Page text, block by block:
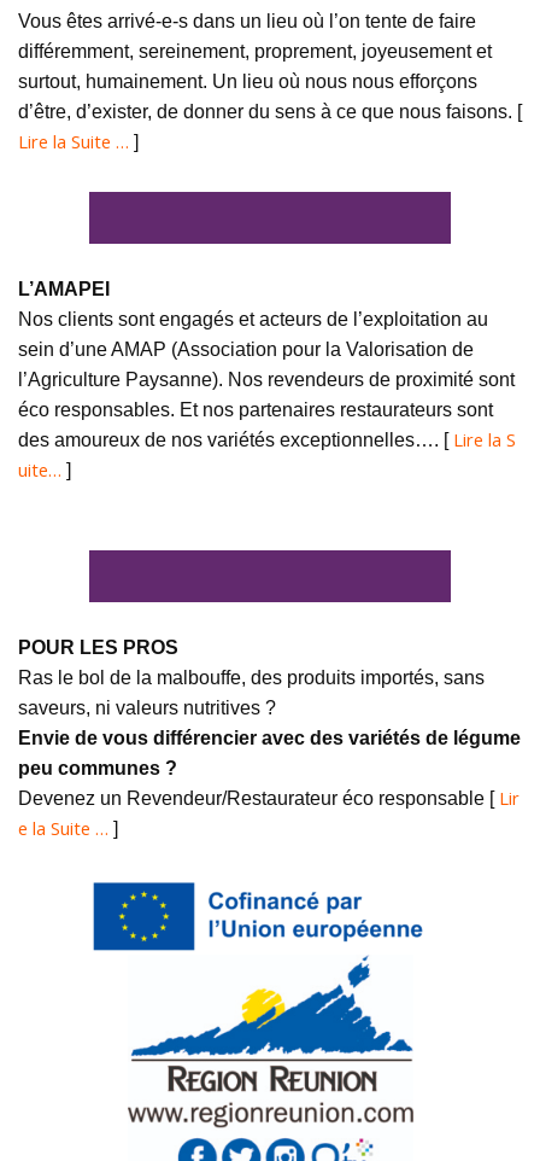
Vous êtes arrivé-e-s dans un lieu où l’on tente de faire
différemment, sereinement, proprement, joyeusement et
surtout, humainement. Un lieu où nous nous efforçons
d’être, d’exister, de donner du sens à ce que nous faisons. [
Lire la Suite … ]
L’AMAPEI
Nos clients sont engagés et acteurs de l’exploitation au
sein d’une AMAP (Association pour la Valorisation de
l’Agriculture Paysanne). Nos revendeurs de proximité sont
éco responsables. Et nos partenaires restaurateurs sont
des amoureux de nos variétés exceptionnelles…. [ Lire la S
uite… ]
POUR LES PROS
Ras le bol de la malbouffe, des produits importés, sans
saveurs, ni valeurs nutritives ?
Envie de vous différencier avec des variétés de légume
peu communes ?
Devenez un Revendeur/Restaurateur éco responsable [ Lir
e la Suite … ]